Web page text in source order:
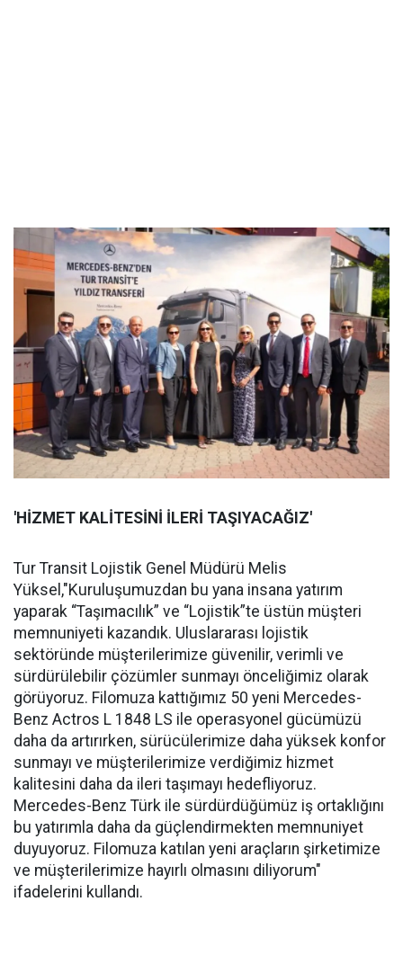
'HİZMET KALİTESİNİ İLERİ TAŞIYACAĞIZ'
Tur Transit Lojistik Genel Müdürü Melis
Yüksel,"Kuruluşumuzdan bu yana insana yatırım
yaparak “Taşımacılık” ve “Lojistik”te üstün müşteri
memnuniyeti kazandık. Uluslararası lojistik
sektöründe müşterilerimize güvenilir, verimli ve
sürdürülebilir çözümler sunmayı önceliğimiz olarak
görüyoruz. Filomuza kattığımız 50 yeni Mercedes-
Benz Actros L 1848 LS ile operasyonel gücümüzü
daha da artırırken, sürücülerimize daha yüksek konfor
sunmayı ve müşterilerimize verdiğimiz hizmet
kalitesini daha da ileri taşımayı hedefliyoruz.
Mercedes-Benz Türk ile sürdürdüğümüz iş ortaklığını
bu yatırımla daha da güçlendirmekten memnuniyet
duyuyoruz. Filomuza katılan yeni araçların şirketimize
ve müşterilerimize hayırlı olmasını diliyorum"
ifadelerini kullandı.